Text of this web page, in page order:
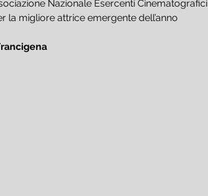
Nazionale Esercenti Cinematografici
la migliore attrice emergente dell’anno